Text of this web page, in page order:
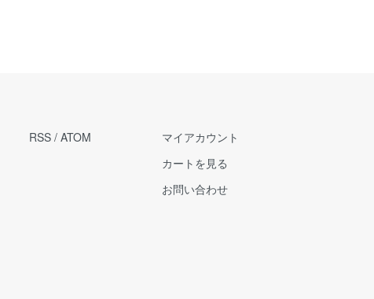
RSS / ATOM
マイアカウント
カートを見る
お問い合わせ